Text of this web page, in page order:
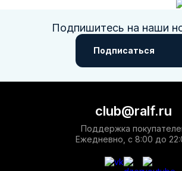
Подпишитесь на наши
Подписаться
club@ralf.ru
Поддержка
Ежедневно, с 8:00 до